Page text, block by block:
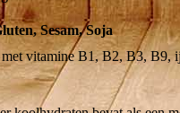
Sesam, Soja
vitamine B1, B2, B3, B9,